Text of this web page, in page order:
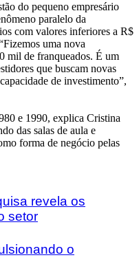
do pequeno empresário
paralelo da
com valores inferiores a R$
uma nova
mil de franqueados. É um
que buscam novas
de investimento”,
e 1990, explica Cristina
das salas de aula e
forma de negócio pelas
revela os
setor
o